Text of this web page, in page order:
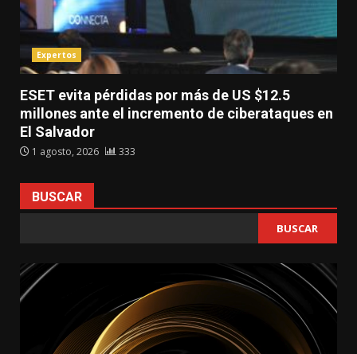
Expertos
ESET evita pérdidas por más de US $12.5
millones ante el incremento de ciberataques en
El Salvador
1 agosto, 2026 333
BUSCAR
BUSCAR